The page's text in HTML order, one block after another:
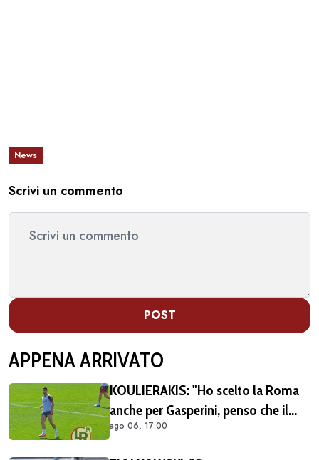
News
Scrivi un commento
POST
APPENA ARRIVATO
KOULIERAKIS: "Ho scelto la Roma
anche per Gasperini, penso che il
suo stile di gioco sia adatto alle mie
ago 06, 17:00